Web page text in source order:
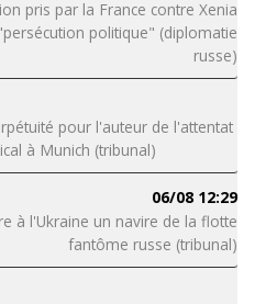
pris par la France contre Xenia
politique" (diplomatie
russe)
pour l'auteur de l'attentat
à Munich (tribunal)
06/08 12:29
à l'Ukraine un navire de la flotte
fantôme russe (tribunal)